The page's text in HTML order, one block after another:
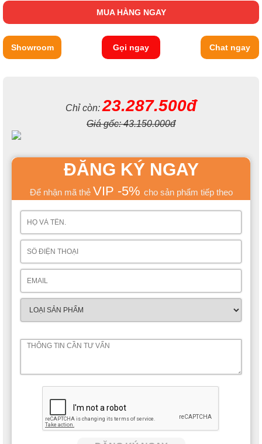
MUA HÀNG NGAY
Showroom Gọi ngay Chat ngay
Chỉ còn:23.287.500đ
Giá gốc:43.150.000đ
ĐĂNG KÝ NGAY
Để nhận mã thẻ VIP -5% cho sản phẩm tiếp theo